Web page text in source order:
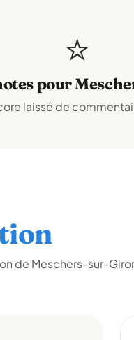
⭐
pour
laissé de
de Meschers-sur-